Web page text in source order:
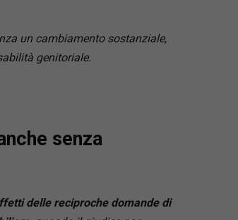
un cambiamento sostanziale,
genitoriale.
senza
delle reciproche domande di